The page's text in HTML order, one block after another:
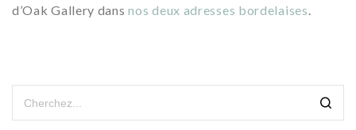
d’Oak Gallery dansnos deux adresses bordelaises.